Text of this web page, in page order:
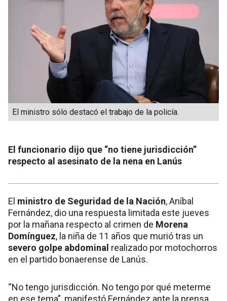
El ministro sólo destacó el trabajo de la policía.
El funcionario dijo que “no tiene jurisdicción”
respecto al asesinato de la nena en Lanús
El ministro de Seguridad de la Nación, Aníbal
Fernández, dio una respuesta limitada este jueves
por la mañana respecto al crimen de Morena
Domínguez, la niña de 11 años que murió tras un
severo golpe abdominal realizado por motochorros
en el partido bonaerense de Lanús.
“No tengo jurisdicción. No tengo por qué meterme
en ese tema”, manifestó Fernández ante la prensa